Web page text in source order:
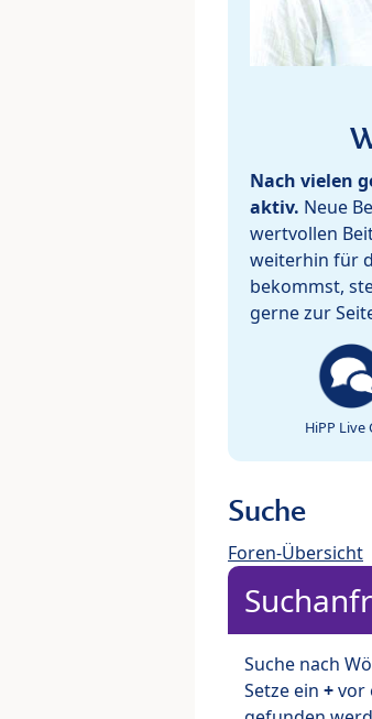
Nach vielen
aktiv. Neue
wertvollen
weiterhin für
bekommst,
gerne zur
HiPP Live
Suche
Foren-Übersicht
Suche nach
Setze ein +vor